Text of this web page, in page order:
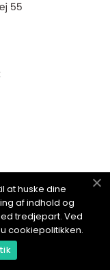
at huske dine
af indhold og
tredjepart. Ved
cookiepolitikken.